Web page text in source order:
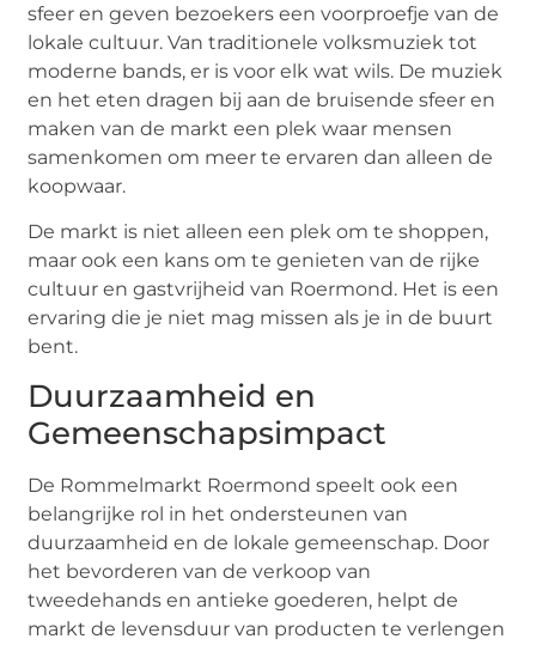
sfeer en geven bezoekers een voorproefje van de
lokale cultuur. Van traditionele volksmuziek tot
moderne bands, er is voor elk wat wils. De muziek
en het eten dragen bij aan de bruisende sfeer en
maken van de markt een plek waar mensen
samenkomen om meer te ervaren dan alleen de
koopwaar.
De markt is niet alleen een plek om te shoppen,
maar ook een kans om te genieten van de rijke
cultuur en gastvrijheid van Roermond. Het is een
ervaring die je niet mag missen als je in de buurt
bent.
Duurzaamheid en
Gemeenschapsimpact
De Rommelmarkt Roermond speelt ook een
belangrijke rol in het ondersteunen van
duurzaamheid en de lokale gemeenschap. Door
het bevorderen van de verkoop van
tweedehands en antieke goederen, helpt de
markt de levensduur van producten te verlengen